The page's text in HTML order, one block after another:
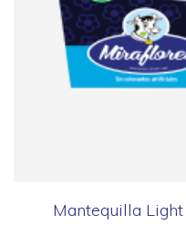
Mantequilla Light